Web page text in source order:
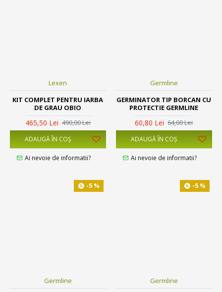
Lexen
KIT COMPLET PENTRU IARBA
DE GRAU OBIO
465,50 Lei 490,00 Lei
ADAUGĂ ÎN COŞ
Ai nevoie de informatii?
Germline
GERMINATOR TIP BORCAN CU
PROTECTIE GERMLINE
60,80 Lei 64,00 Lei
ADAUGĂ ÎN COŞ
Ai nevoie de informatii?
-5 %
Germline
-5 %
Germline